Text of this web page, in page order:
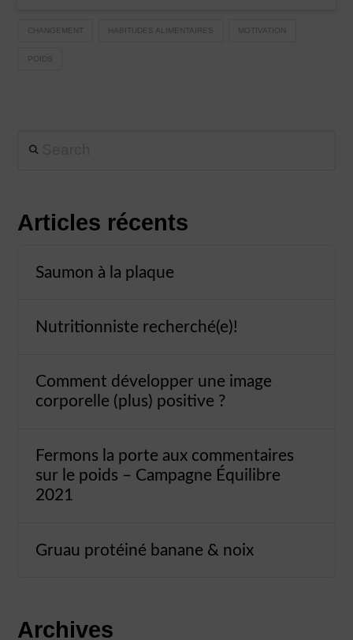
CHANGEMENT HABITUDES ALIMENTAIRES MOTIVATION
POIDS
Search
Articles récents
Saumon à la plaque
Nutritionniste recherché(e)!
Comment développer une image
corporelle (plus) positive ?
Fermons la porte aux commentaires
sur le poids – Campagne Équilibre
2021
Gruau protéiné banane & noix
Archives